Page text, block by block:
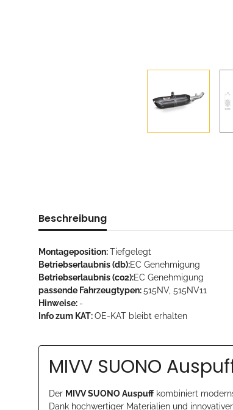
Beschreibung
Montageposition:Tiefgelegt
Betriebserlaubnis (db):EC Genehmigung
Betriebserlaubnis (co2):EC Genehmigung
passende Fahrzeugtypen:515NV, 515NV11
Hinweise: -
Info zum KAT:OE-KAT bleibt erhalten
MIVV SUONO
Der MIVV SUONO Auspuff kombiniert
Dank hochwertiger Materialien und